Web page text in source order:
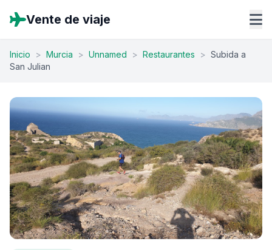
Vente de viaje
Inicio > Murcia > Unnamed > Restaurantes > Subida a
San Julian